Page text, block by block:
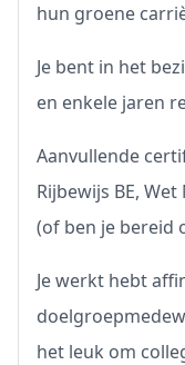
hun groene
Je bent in het
en enkele jaren
Aanvullende
Rijbewijs BE,
(of ben je bereid
Je werkt hebt
het leuk om